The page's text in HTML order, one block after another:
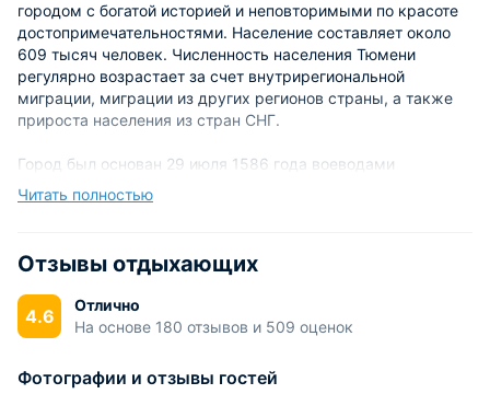
городом с богатой историей и неповторимыми по красоте
достопримечательностями. Население составляет около
609 тысяч человек. Численность населения Тюмени
регулярно возрастает за счет внутрирегиональной
миграции, миграции из других регионов страны, а также
прироста населения из стран СНГ.
Город был основан 29 июля 1586 года воеводами
Василием Сукиным и Иваном Мясиным как крепость в
устье реки Тюменка. Город был поставлен на древней
за которую шла вековая борьба кочевников Южной
Сибири.
С XVII века город стал важнешим транспортным пунктом
на торговом пути из Сибири в Китай, значительным
литьем дорожных колокольчиков и мыловарением, было
Читать полностью
Отзывы отдыхающих
4.6
Отлично
На основе 180 отзывов и 509 оценок
Фотографии и отзывы гостей